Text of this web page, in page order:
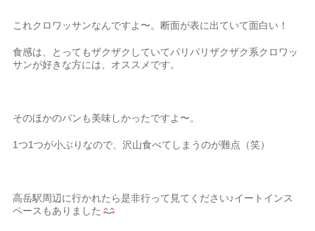
これクロワッサンなんですよ〜。断面が表に出ていて面白い！
食感は、とってもザクザクしていてパリパリザクザク系クロワッ
サンが好きな方には、オススメです。
そのほかのパンも美味しかったですよ〜。
1つ1つが小ぶりなので、沢山食べてしまうのが難点（笑）
高岳駅周辺に行かれたら是非行って見てください♪イートインス
ペースもありました